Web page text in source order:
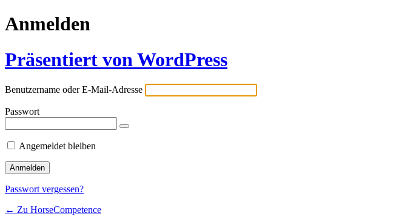
Anmelden
Präsentiert von WordPress
Benutzername oder E-Mail-Adresse
Passwort
Angemeldet bleiben
Passwort vergessen?
← Zu HorseCompetence